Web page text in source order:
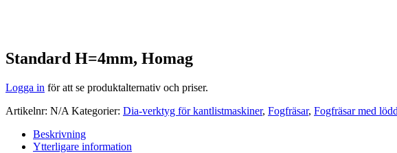
Standard H=4mm, Homag
Logga in för att se produktalternativ och priser.
Artikelnr: N/A Kategorier: Dia-verktyg för kantlistmaskiner, Fogfräsar, Fogfräsar med
Beskrivning
Ytterligare information